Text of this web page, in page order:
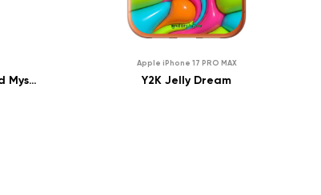
Celestial Harmony: Sun & Moon Gold Mystic Pattern
Apple iPhone 17 PRO MAX
Y2K Jelly Dream
₴
0 ₴
ПОВІДОМИТИ